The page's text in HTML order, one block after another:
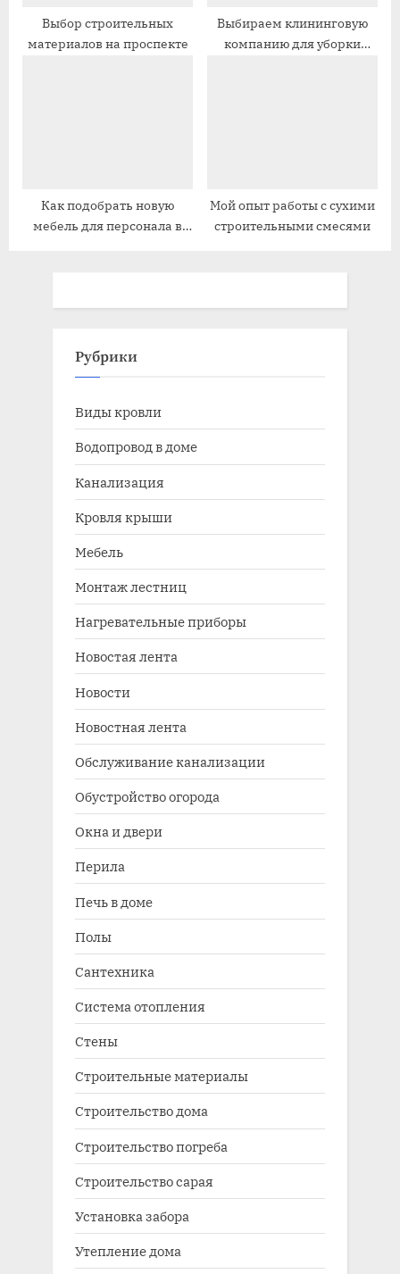
Выбор строительных
материалов на проспекте
Выбираем клининговую
компанию для уборки
Как подобрать новую
мебель для персонала в
Мой опыт работы с сухими
строительными смесями
Рубрики
Виды кровли
Водопровод в доме
Канализация
Кровля крыши
Мебель
Монтаж лестниц
Нагревательные приборы
Новостая лента
Новости
Новостная лента
Обслуживание канализации
Обустройство огорода
Окна и двери
Перила
Печь в доме
Полы
Сантехника
Система отопления
Стены
Строительные материалы
Строительство дома
Строительство погреба
Строительство сарая
Установка забора
Утепление дома